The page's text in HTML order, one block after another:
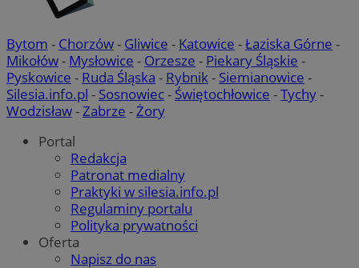
Bytom - Chorzów- Gliwice - Katowice -Łaziska Górne -
Mikołów- Mysłowice - Orzesze - Piekary Śląskie -
Pyskowice - Ruda Śląska - Rybnik- Siemianowice -
Silesia.info.pl - Sosnowiec- Świętochłowice -Tychy-
Wodzisław-Zabrze -Żory
Portal
Redakcja
Patronat medialny
Praktyki w silesia.info.pl
Regulaminy portalu
Polityka prywatności
Oferta
Napisz do nas